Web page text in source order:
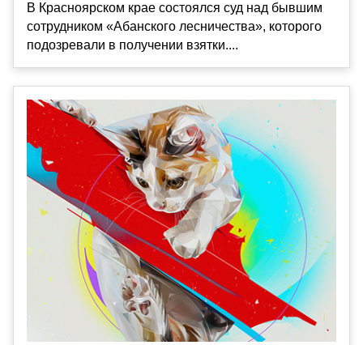
В Красноярском крае состоялся суд над бывшим
сотрудником «Абанского лесничества», которого
подозревали в получении взятки....